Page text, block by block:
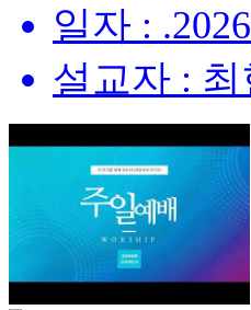
일자 :
설교자 :